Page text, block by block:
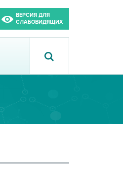
ВЕРСИЯ ДЛЯ
СЛАБОВИДЯЩИХ